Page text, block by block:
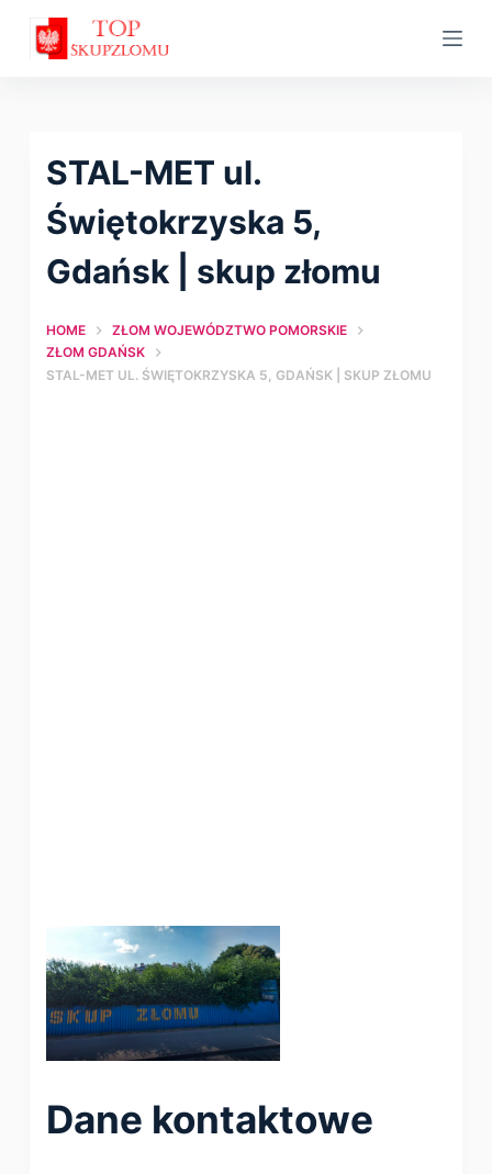
STAL-MET ul.
Świętokrzyska 5,
Gdańsk | skup złomu
HOME
ZŁOM WOJEWÓDZTWO POMORSKIE
ZŁOM GDAŃSK
STAL-MET UL. ŚWIĘTOKRZYSKA 5, GDAŃSK | SKUP ZŁOMU
Dane kontaktowe